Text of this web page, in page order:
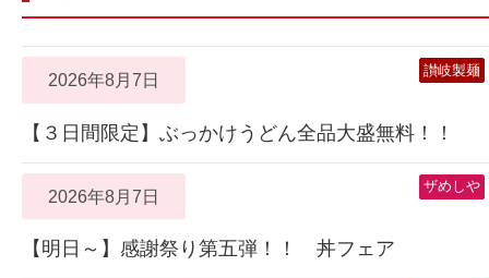
2026年8月7日 讃岐製麺
【３日間限定】ぶっかけうどん全品大盛無料！！
2026年8月7日 ザめしや
【明日～】感謝祭り第五弾！！ 丼フェア